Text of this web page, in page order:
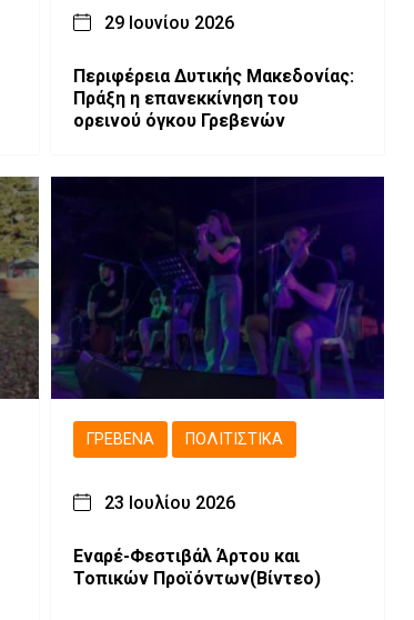
29 Ιουνίου 2026
Περιφέρεια Δυτικής Μακεδονίας:
Πράξη η επανεκκίνηση του
ορεινού όγκου Γρεβενών
ΓΡΕΒΕΝΆ ΠΟΛΙΤΙΣΤΙΚΆ
23 Ιουλίου 2026
Εναρέ-Φεστιβάλ Άρτου και
Τοπικών Προϊόντων(Βίντεο)